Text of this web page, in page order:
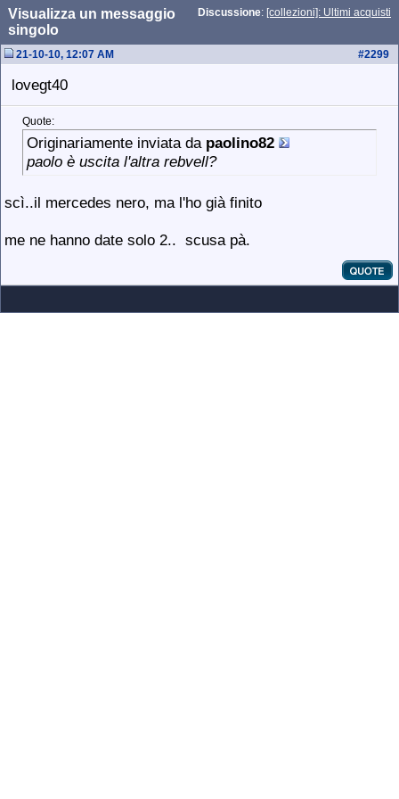
Discussione: [collezioni]: Ultimi acquisti
Visualizza un messaggio
singolo
#2299
21-10-10, 12:07 AM
lovegt40
Quote:
Originariamente inviata da paolino82
paolo è uscita l'altra rebvell?
scì..il mercedes nero, ma l'ho già finito
me ne hanno date solo 2.. scusa pà.